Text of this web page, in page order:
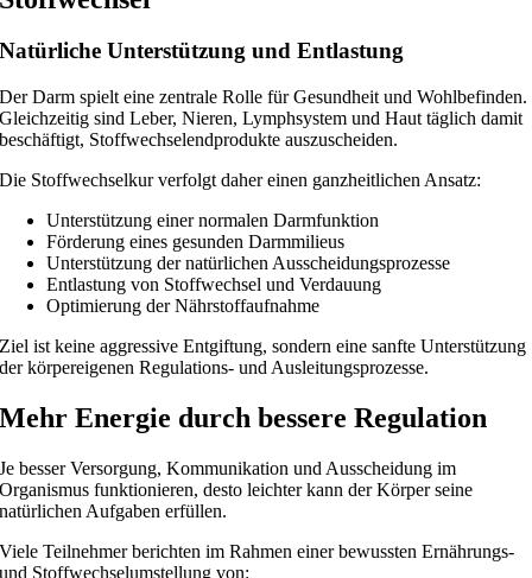
Natürliche Unterstützung und Entlastung
Der Darm spielt eine zentrale Rolle für Gesundheit und Wohlbefinden.
Gleichzeitig sind Leber, Nieren, Lymphsystem und Haut täglich damit
beschäftigt, Stoffwechselendprodukte auszuscheiden.
Die Stoffwechselkur verfolgt daher einen ganzheitlichen Ansatz:
Unterstützung einer normalen Darmfunktion
Förderung eines gesunden Darmmilieus
Unterstützung der natürlichen Ausscheidungsprozesse
Entlastung von Stoffwechsel und Verdauung
Optimierung der Nährstoffaufnahme
Ziel ist keine aggressive Entgiftung, sondern eine sanfte Unterstützung
der körpereigenen Regulations- und Ausleitungsprozesse.
Mehr Energie durch bessere Regulation
Je besser Versorgung, Kommunikation und Ausscheidung im
Organismus funktionieren, desto leichter kann der Körper seine
natürlichen Aufgaben erfüllen.
Viele Teilnehmer berichten im Rahmen einer bewussten Ernährungs-
und Stoffwechselumstellung von: